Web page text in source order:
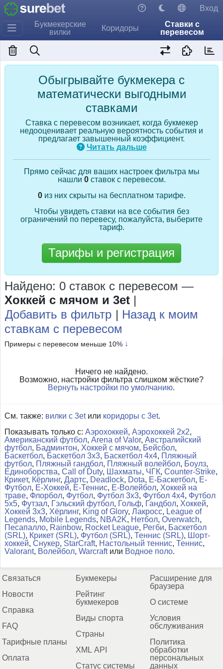
Букмекерские
вилки
Коридоры
Ставки с
перевесом
Вход
Обыгрывайте букмекера с
математически выгодными
ставками
Ставка с перевесом возникает, когда букмекер
недооценивает реальную вероятность события и
предлагает завышенный коэффициент.
Читать дальше
Прямо сейчас для ваших настроек фильтра мы
нашли 0ставок с перевесом.
0из них скрыты на бесплатном тарифе.
Чтобы увидеть ставки на все события без
ограничений по перевесу, пожалуйста, выберите
тариф.
Тарифы и регистрация
Найдено: 0 ставок с перевесом —
Хоккей с мячом и 3et |
Добавить в фильтр | Назад к моим
ставкам с перевесом
Примеры с перевесом меньше 10% ↓
Ничего не найдено.
Возможно, настройки фильтра слишком жёсткие?
Вернуть настройки по умолчанию.
См. также: вилки с 3etили коридоры с 3et.
Показывать только с: Аэрохоккей, Аэрохоккей 2x2,
Американский футбол, Arena of Valor, Австралийский
футбол, Бадминтон, Хоккей с мячом, Бейсбол,
Баскетбол, Баскетбол 3x3, Баскетбол 4x4, Пляжный
футбол, Пляжный гандбол, Пляжный волейбол, Боулз,
Единоборства, Call of Duty, Шахматы, ЧГК, Counter-Strike,
Крикет, Кёрлинг, Дартс, Deadlock, Dota, Е-Баскетбол, Е-
Футбол, Е-Хоккей, Е-Теннис, Е-Волейбол, Хоккей на
траве, Флорбол, Футбол, Футбол 3x3, Футбол 4x4, Футбол
5x5, Футзал, Гэльский футбол, Гольф, Гандбол, Хоккей,
Хоккей 3x3, Хёрлинг, King of Glory, Лакросс, League of
Legends, Mobile Legends, NBA2K, Нетбол, Overwatch,
Песапалло, Rainbow, Rocket League, Регби, Баскетбол
(SRL), Крикет (SRL), Футбол (SRL), Теннис (SRL), Шорт-
хоккей, Снукер, StarCraft, Настольный теннис, Теннис,
Valorant, Волейбол, Warcraftили Водное поло.
Связаться
Новости
Справка
FAQ
Тарифные планы
Оплата
Букмекеры
Рейтинг
букмекеров
Виды спорта
Страны
XML API
Статус системы
Расширение для
браузера
О системе
Условия
обслуживания
Политика
обработки
персональных
данных